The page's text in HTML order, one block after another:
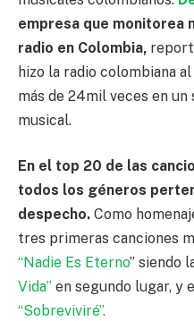
empresa que monitorea
radio en Colombia,
hizo la radio colombiana
más de 24mil veces en
musical.
En el top 20 de las
todos los géneros
despecho. Como
tres primeras canciones
“Nadie Es Eterno” siendo
Vida” en segundo lugar, y
“Sobreviviré”.